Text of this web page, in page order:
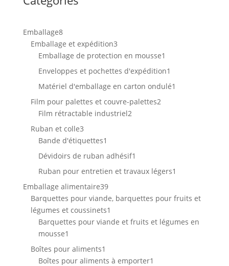
Emballage88
produits
Emballage et expédition33
produits
Emballage de protection en mousse1
produit
Enveloppes et pochettes d'expédition1
produit
Matériel d'emballage en carton ondulé1
Film pour palettes et couvre-palettes22
Film rétractable industriel22
Ruban et colle33
produits
Bande d'étiquettes1
produit
Dévidoirs de ruban adhésif1
produit
Ruban pour entretien et travaux légers1
Emballage alimentaire3939
produits
Barquettes pour viande, barquettes pour fruits et
légumes et coussinets1
produit
Barquettes pour viande et fruits et légumes en
mousse1
produit
Boîtes pour aliments1
produit
Boîtes pour aliments à emporter1